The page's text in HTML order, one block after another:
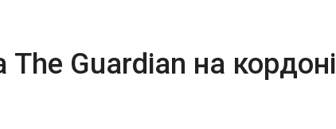
Guardian на кордоні